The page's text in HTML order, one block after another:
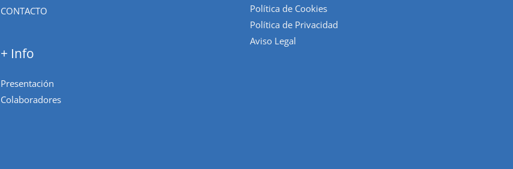
CONTACTO
+ Info
Presentación
Colaboradores
Política de Cookies
Política de Privacidad
Aviso Legal